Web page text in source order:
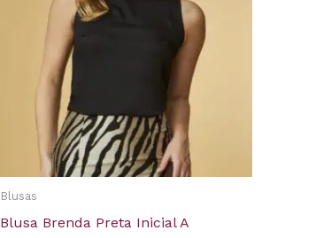
Blusas
Blusa Brenda Preta Inicial A